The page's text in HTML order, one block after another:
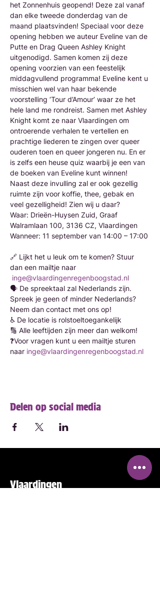
het Zonnenhuis geopend! Deze zal vanaf
dan elke tweede donderdag van de
maand plaatsvinden! Speciaal voor deze
opening hebben we auteur Eveline van de
Putte en Drag Queen Ashley Knight
uitgenodigd. Samen komen zij deze
opening voorzien van een feestelijk
middagvullend programma! Eveline kent u
misschien wel van haar bekende
voorstelling ‘Tour d’Amour’ waar ze het
hele land me rondreist. Samen met Ashley
Knight komt ze naar Vlaardingen om
ontroerende verhalen te vertellen en
prachtige liederen te zingen over queer
ouderen toen en queer jongeren nu. En er
is zelfs een heuse quiz waarbij je een van
de boeken van Eveline kunt winnen!
Naast deze invulling zal er ook gezellig
ruimte zijn voor koffie, thee, gebak en
veel gezelligheid! Zien wij u daar?
Waar: Drieën-Huysen Zuid, Graaf
Walramlaan 100, 3136 CZ, Vlaardingen
Wanneer: 11 september van 14:00 – 17:00
🔗 Lijkt het u leuk om te komen? Stuur
dan een mailtje naar
inge@vlaardingenregenboogstad.nl
🗣️ De spreektaal zal Nederlands zijn.
Spreek je geen of minder Nederlands?
Neem dan contact met ons op!
♿ De locatie is rolstoeltoegankelijk
🔢 Alle leeftijden zijn meer dan welkom!
❓Voor vragen kunt u een mailtje sturen
naar inge@vlaardingenregenboogstad.nl
Delen op social media
Vlaardingen